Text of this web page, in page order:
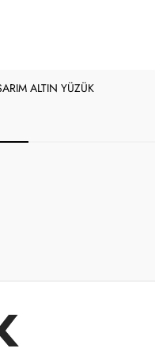
ALTIN YÜZÜK